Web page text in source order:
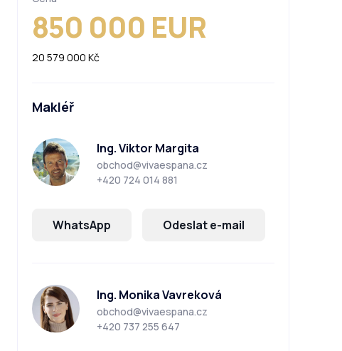
850 000 EUR
20 579 000 Kč
Makléř
Ing. Viktor Margita
obchod@vivaespana.cz
+420 724 014 881
WhatsApp Odeslat e-mail
Ing. Monika Vavreková
obchod@vivaespana.cz
+420 737 255 647